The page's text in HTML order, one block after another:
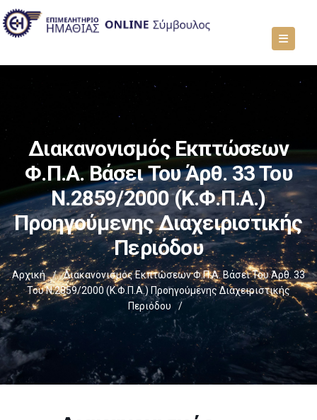
Διακανονισμός Εκπτώσεων
Φ.Π.Α. Βάσει Του Άρθ. 33 Του
Ν.2859/2000 (Κ.Φ.Π.Α.)
Προηγούμενης Διαχειριστικής
Περιόδου
Αρχική /
Διακανονισμός Εκπτώσεων Φ.Π.Α. Βάσει Του Άρθ. 33
Του Ν.2859/2000 (Κ.Φ.Π.Α.) Προηγούμενης Διαχειριστικής
Περιόδου
/